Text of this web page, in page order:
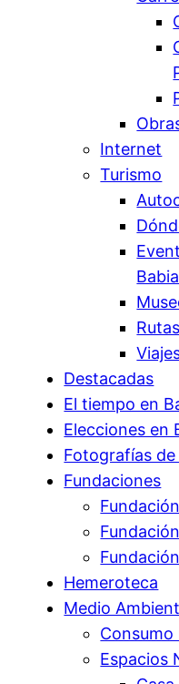
Internet
Turismo
Babia
Destacadas
El tiempo en
Elecciones en
Fotografías de
Fundaciones
Hemeroteca
Medio
Consumo
Espacios